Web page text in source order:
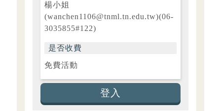
楊小姐
(wanchen1106@tnml.tn.edu.tw)(06-
3035855#122)
是否收費
免費活動
登入